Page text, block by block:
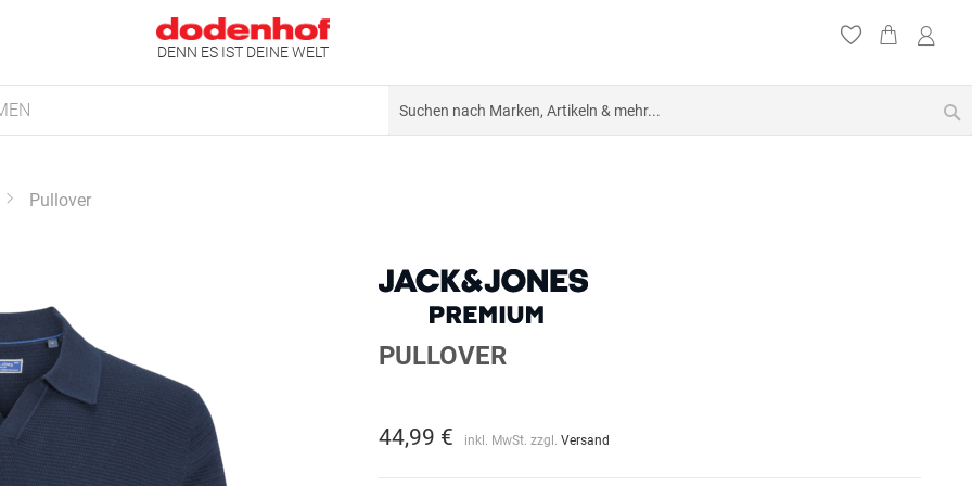
DENN ES IST DEINE WELT
Pullover
PULLOVER
44,99 € inkl. MwSt. zzgl.Versand